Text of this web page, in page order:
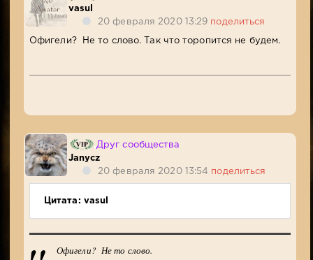
vasul
20 февраля 2020 13:29 поделиться
Офигели? Не то слово. Так что торопится не будем.
Друг сообщества
Janycz
20 февраля 2020 13:54 поделиться
Цитата: vasul
Офигели? Не то слово.